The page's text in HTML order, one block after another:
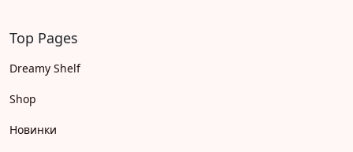
Top Pages
Dreamy Shelf
Shop
Новинки